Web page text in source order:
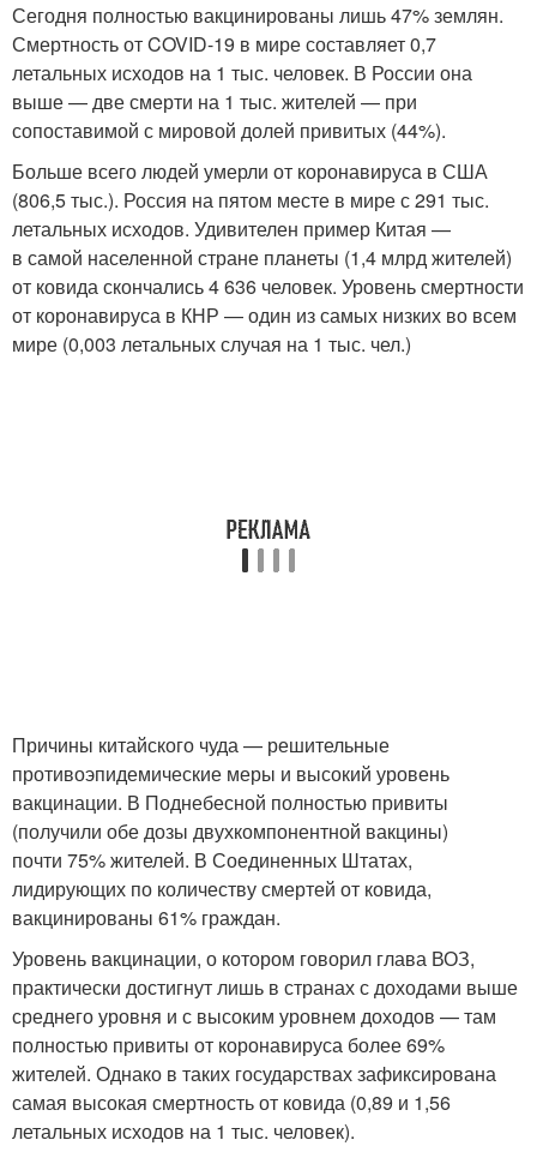
Сегодня полностью вакцинированы лишь 47% землян.
Смертность от COVID-19 в мире составляет 0,7
летальных исходов на 1 тыс. человек. В России она
выше — две смерти на 1 тыс. жителей — при
сопоставимой с мировой долей привитых (44%).
Больше всего людей умерли от коронавируса в США
(806,5 тыс.). Россия на пятом месте в мире с 291 тыс.
летальных исходов. Удивителен пример Китая —
в самой населенной стране планеты (1,4 млрд жителей)
от ковида скончались 4 636 человек. Уровень смертности
от коронавируса в КНР — один из самых низких во всем
мире (0,003 летальных случая на 1 тыс. чел.)
Причины китайского чуда — решительные
противоэпидемические меры и высокий уровень
вакцинации. В Поднебесной полностью привиты
(получили обе дозы двухкомпонентной вакцины)
почти 75% жителей. В Соединенных Штатах,
лидирующих по количеству смертей от ковида,
вакцинированы 61% граждан.
Уровень вакцинации, о котором говорил глава ВОЗ,
практически достигнут лишь в странах с доходами выше
среднего уровня и с высоким уровнем доходов — там
полностью привиты от коронавируса более 69%
жителей. Однако в таких государствах зафиксирована
самая высокая смертность от ковида (0,89 и 1,56
летальных исходов на 1 тыс. человек).